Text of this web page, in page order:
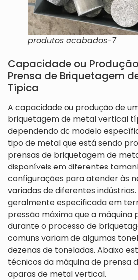
produtos acabados-7
Capacidade ou
Prensa de Briquetagem
Típica
A capacidade ou produção de
briquetagem de metal vertical
dependendo do modelo
tipo de metal que está sendo
prensas de briquetagem de
disponíveis em diferentes
configurações para atender às
variadas de diferentes
geralmente especificada em
pressão máxima que a máquina
durante o processo de
comuns variam de algumas
dezenas de toneladas. Abaixo
técnicos da máquina de prensa
aparas de metal vertical.